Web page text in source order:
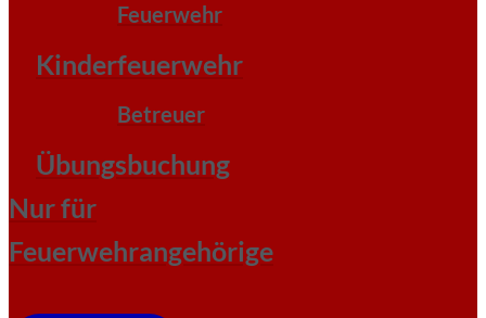
Feuerwehr
Kinderfeuerwehr
Betreuer
Übungsbuchung
Nur für
Feuerwehrangehörige